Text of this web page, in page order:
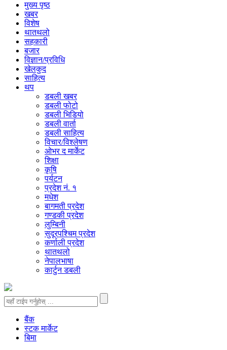
मुख्य पृष्ठ
खबर
विशेष
थातथलो
सहकारी
बजार
विज्ञान/प्रविधि
खेलकुद
साहित्य
थप
डबली खबर
डबली फोटो
डबली भिडियो
डबली वार्ता
डबली साहित्य
विचार/विश्‍लेषण
ओभर द मार्केट
शिक्षा
कृषि
पर्यटन
प्रदेश नं. १
मधेश
बागमती प्रदेश
गण्डकी प्रदेश
लुम्बिनी
सुदूरपश्चिम प्रदेश
कर्णाली प्रदेश
थातथलो
नेपालभाषा
कार्टुन डबली
बैंक
स्टक मार्केट
बिमा